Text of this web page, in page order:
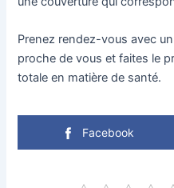
Prenez rendez-vous avec
proche de vous et faites le
totale en matière de santé.
Facebook